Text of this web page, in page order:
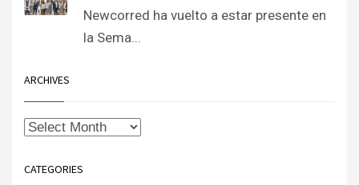
Newcorred ha vuelto a estar presente en
la Sema...
ARCHIVES
CATEGORIES